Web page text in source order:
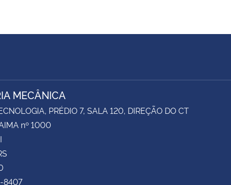
MECÂNICA
PRÉDIO 7, SALA 120, DIREÇÃO DO CT
nº 1000
8407